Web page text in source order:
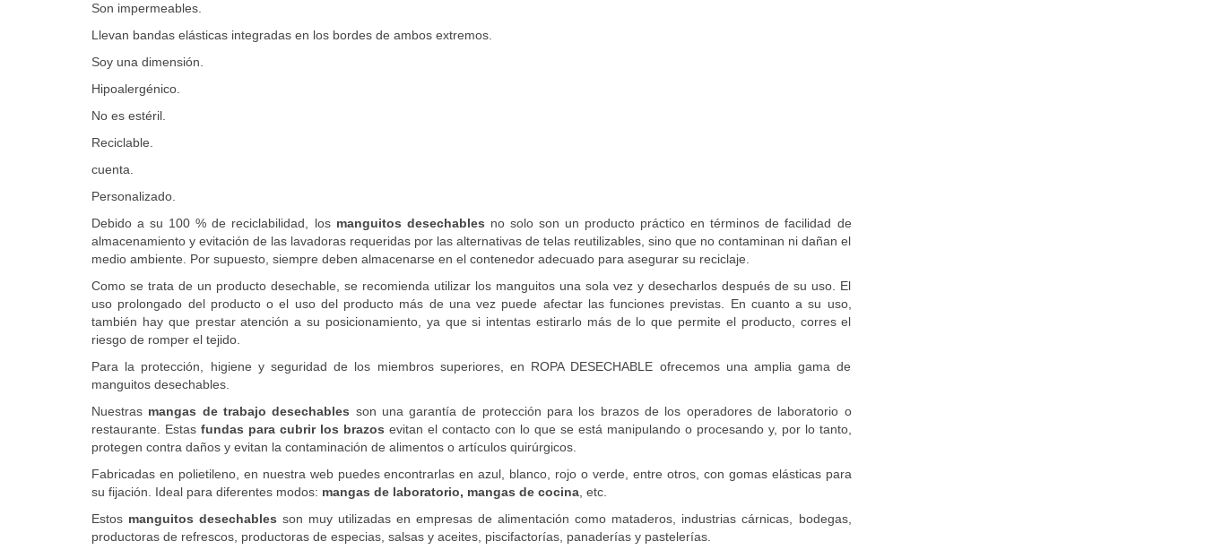
Son impermeables.
Llevan bandas elásticas integradas en los bordes de ambos extremos.
Soy una dimensión.
Hipoalergénico.
No es estéril.
Reciclable.
cuenta.
Personalizado.
Debido a su 100 % de reciclabilidad, losmanguitos desechables no solo son un producto práctico en términos de facilidad de
almacenamiento y evitación de las lavadoras requeridas por las alternativas de telas reutilizables, sino que no contaminan ni dañan el
medio ambiente. Por supuesto, siempre deben almacenarse en el contenedor adecuado para asegurar su reciclaje.
Como se trata de un producto desechable, se recomienda utilizar los manguitos una sola vez y desecharlos después de su uso. El
uso prolongado del producto o el uso del producto más de una vez puede afectar las funciones previstas. En cuanto a su uso,
también hay que prestar atención a su posicionamiento, ya que si intentas estirarlo más de lo que permite el producto, corres el
riesgo de romper el tejido.
Para la protección, higiene y seguridad de los miembros superiores, en ROPA DESECHABLE ofrecemos una amplia gama de
manguitos desechables.
Nuestras mangas de trabajo desechables son una garantía de protección para los brazos de los operadores de laboratorio o
restaurante. Estasfundas para cubrir los brazos evitan el contacto con lo que se está manipulando o procesando y, por lo tanto,
protegen contra daños y evitan la contaminación de alimentos o artículos quirúrgicos.
Fabricadas en polietileno, en nuestra web puedes encontrarlas en azul, blanco, rojo o verde, entre otros, con gomas elásticas para
su fijación. Ideal para diferentes modos: mangas de laboratorio, mangas de cocina, etc.
Estos manguitos desechables son muy utilizadas en empresas de alimentación como mataderos, industrias cárnicas, bodegas,
productoras de refrescos, productoras de especias, salsas y aceites, piscifactorías, panaderías y pastelerías.